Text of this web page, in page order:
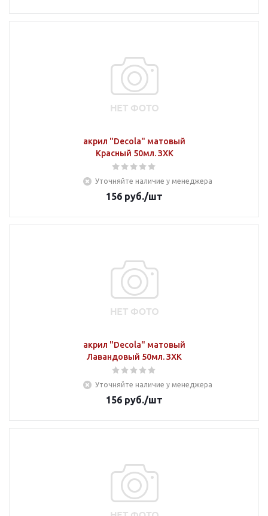
акрил "Decola" матовый
Красный 50мл. ЗХК
Уточняйте наличие у менеджера
156 руб./шт
акрил "Decola" матовый
Лавандовый 50мл. ЗХК
Уточняйте наличие у менеджера
156 руб./шт